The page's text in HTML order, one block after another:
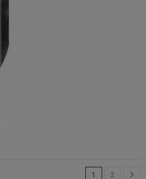
1 2